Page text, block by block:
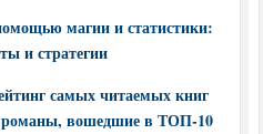
магии и статистики:
и стратегии
самых читаемых книг
романы, вошедшие в ТОП-10